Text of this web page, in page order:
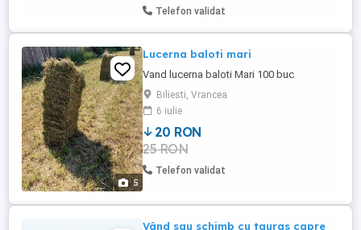
Telefon validat
5
Lucerna baloti mari
Vand lucerna baloti Mari 100 buc
Biliesti, Vrancea
6 iulie
20 RON
25 RON
Telefon validat
Vând sau schimb cu tauras capre